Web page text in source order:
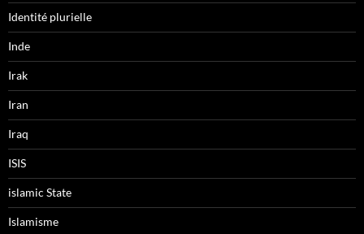
Identité plurielle
Inde
Irak
Iran
Iraq
ISIS
islamic State
Islamisme